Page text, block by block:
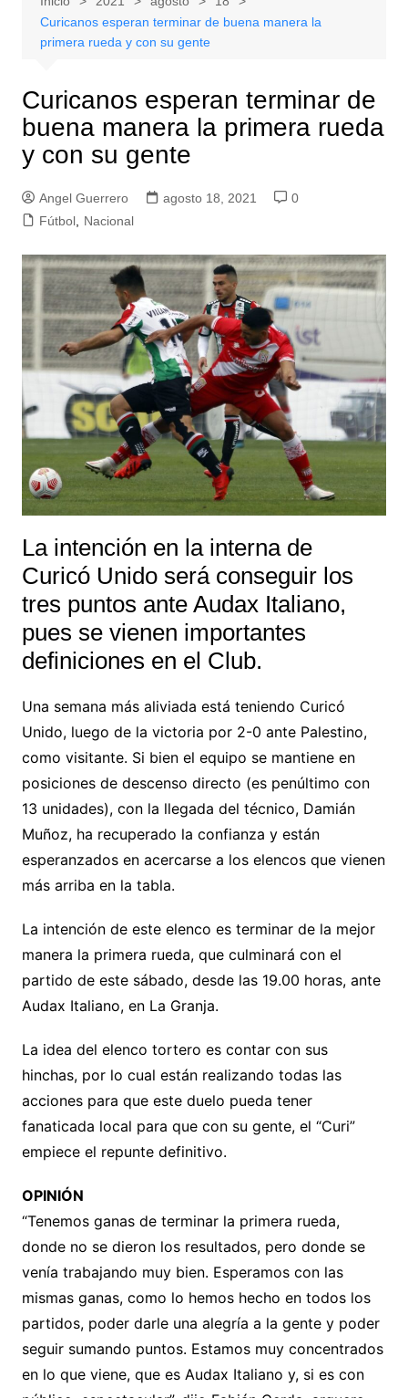
Curicanos esperan terminar de buena manera la
primera rueda y con su gente
Curicanos esperan terminar de
buena manera la primera rueda
y con su gente
Angel Guerrero agosto 18, 2021
0
Fútbol, Nacional
La intención en la interna de
Curicó Unido será conseguir los
tres puntos ante Audax Italiano,
pues se vienen importantes
definiciones en el Club.
Una semana más aliviada está teniendo Curicó
Unido, luego de la victoria por 2-0 ante Palestino,
como visitante. Si bien el equipo se mantiene en
posiciones de descenso directo (es penúltimo con
13 unidades), con la llegada del técnico, Damián
Muñoz, ha recuperado la confianza y están
esperanzados en acercarse a los elencos que vienen
más arriba en la tabla.
La intención de este elenco es terminar de la mejor
manera la primera rueda, que culminará con el
partido de este sábado, desde las 19.00 horas, ante
Audax Italiano, en La Granja.
La idea del elenco tortero es contar con sus
hinchas, por lo cual están realizando todas las
acciones para que este duelo pueda tener
fanaticada local para que con su gente, el “Curi”
empiece el repunte definitivo.
OPINIÓN
“Tenemos ganas de terminar la primera rueda,
donde no se dieron los resultados, pero donde se
venía trabajando muy bien. Esperamos con las
mismas ganas, como lo hemos hecho en todos los
partidos, poder darle una alegría a la gente y poder
seguir sumando puntos. Estamos muy concentrados
en lo que viene, que es Audax Italiano y, si es con